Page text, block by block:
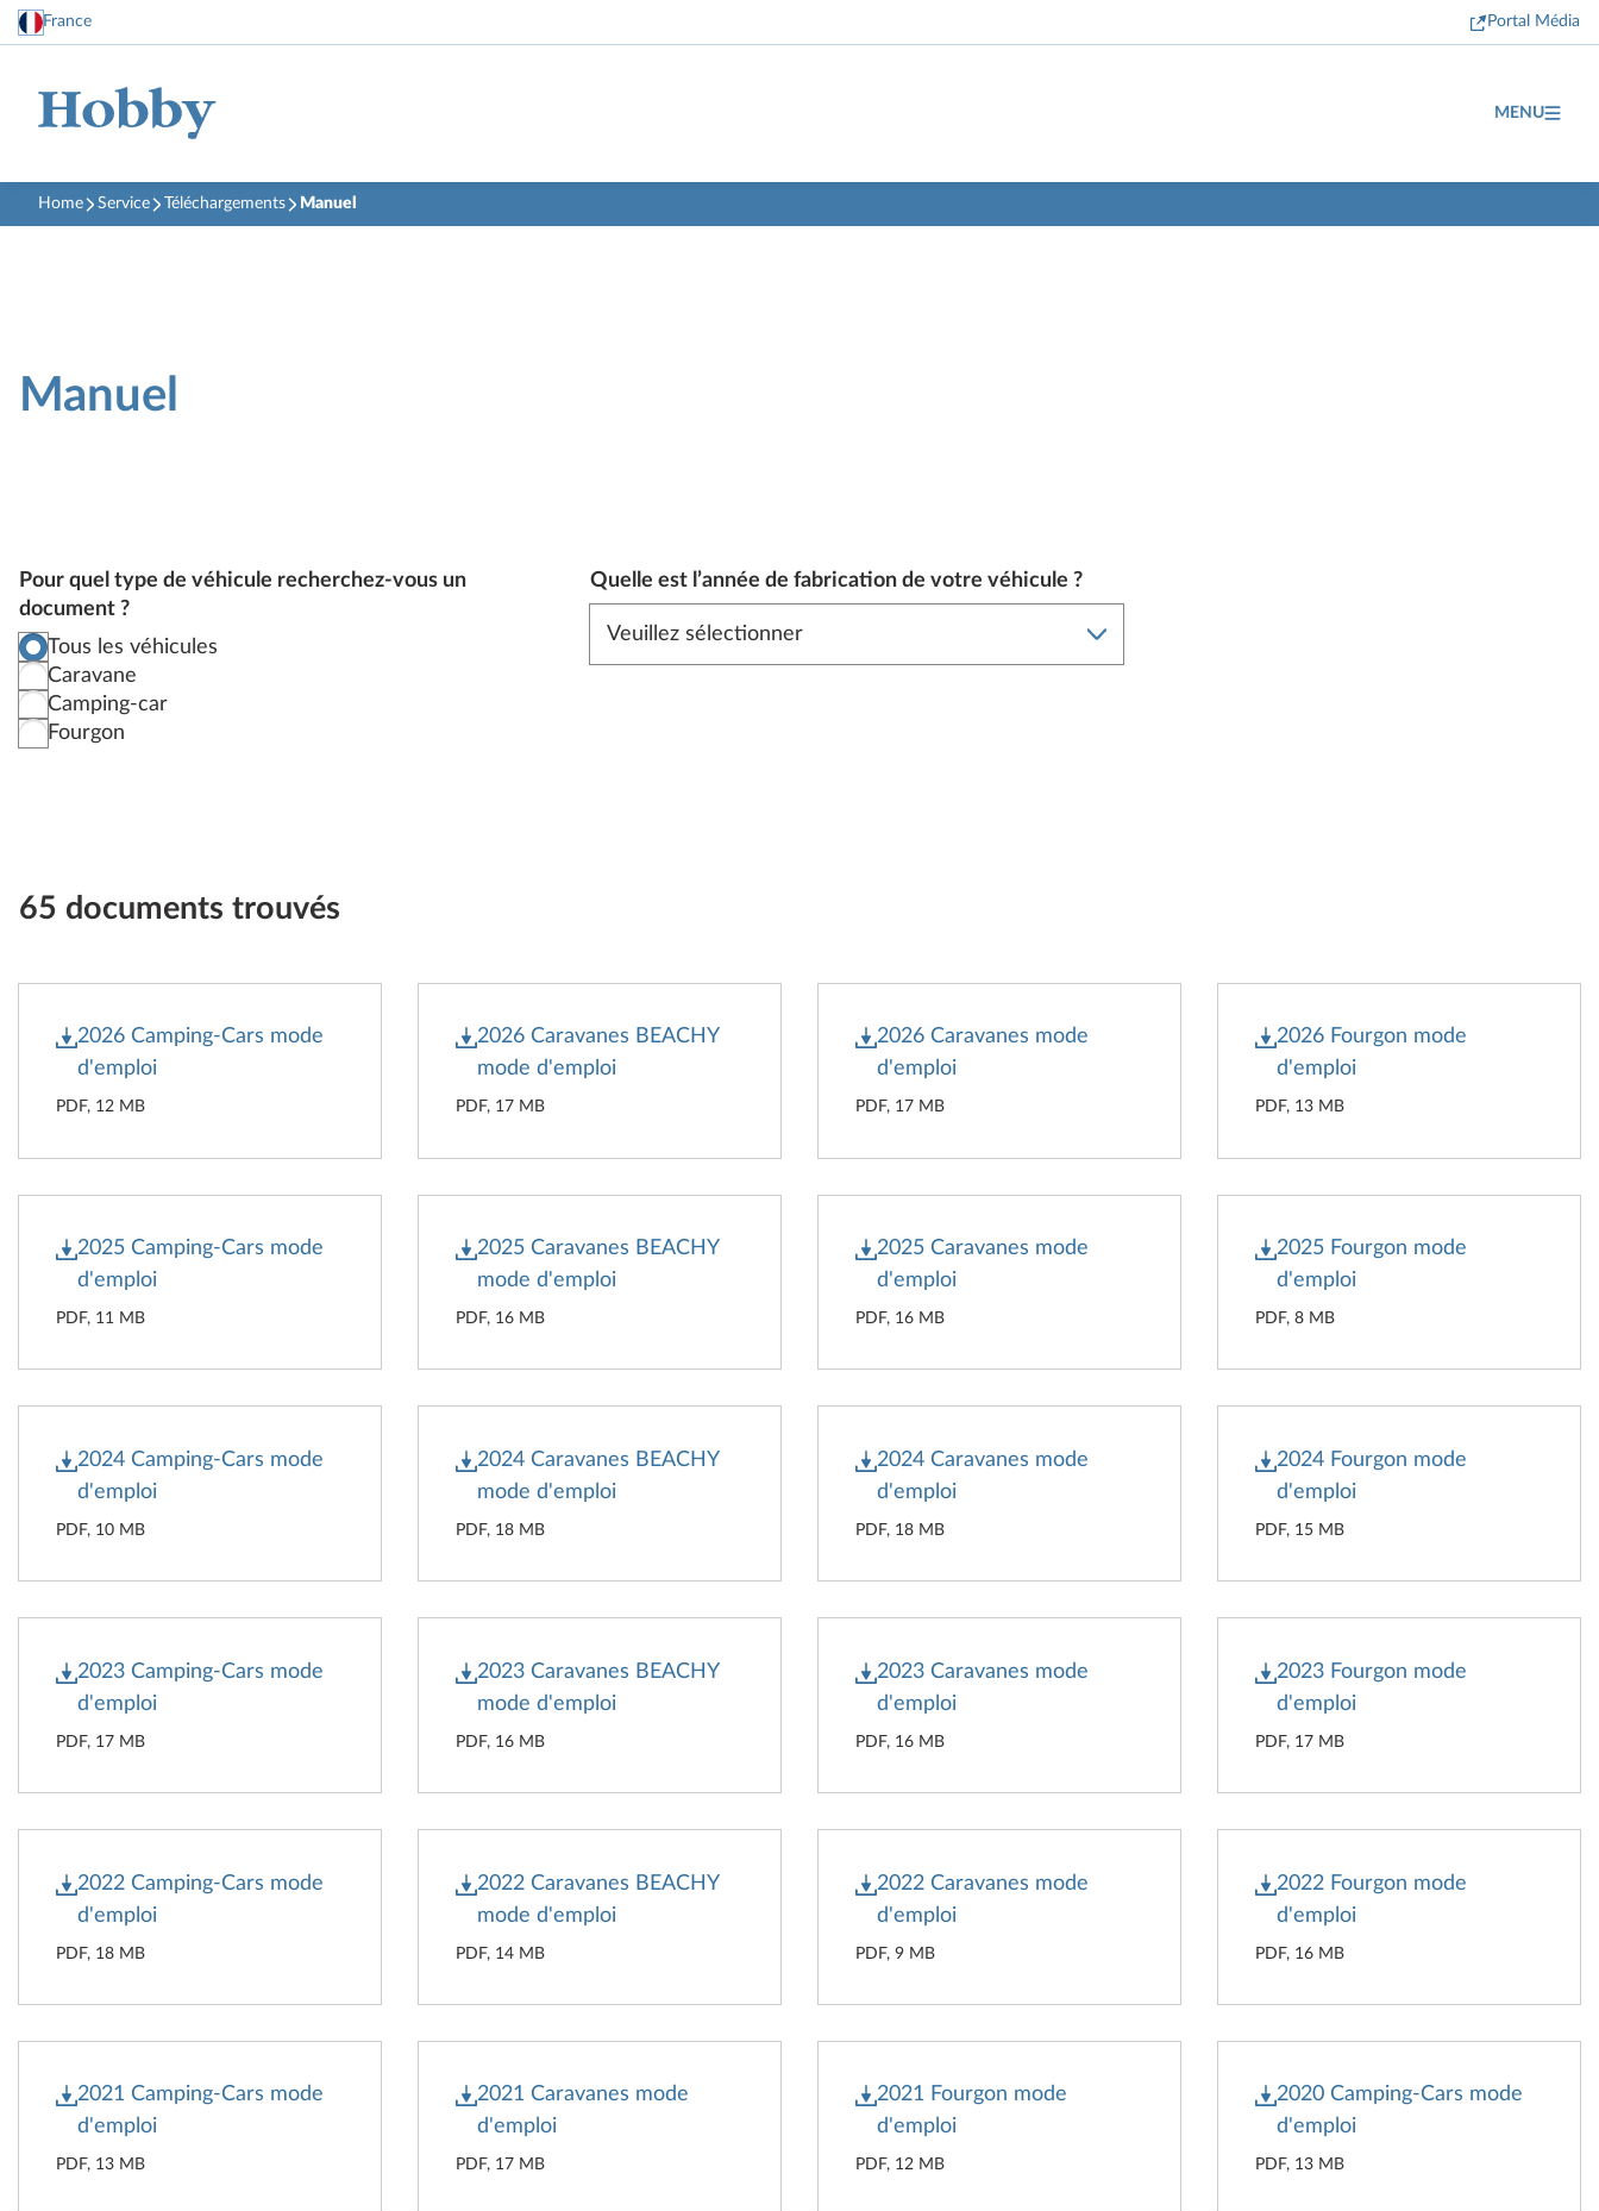
France Portal Média
MENU
Home Service Téléchargements Manuel
Manuel
Pour quel type de véhicule recherchez-vous un
document ?
Tous les véhicules
Caravane
Camping-car
Fourgon
Quelle est l’année de fabrication de votre véhicule ?
65 documents trouvés
2026 Camping-Cars mode
d'emploi
PDF, 12 MB
2026 Caravanes BEACHY
mode d'emploi
PDF, 17 MB
2026 Caravanes mode
d'emploi
PDF, 17 MB
2026 Fourgon mode
d'emploi
PDF, 13 MB
2025 Camping-Cars mode
d'emploi
PDF, 11 MB
2025 Caravanes BEACHY
mode d'emploi
PDF, 16 MB
2025 Caravanes mode
d'emploi
PDF, 16 MB
2025 Fourgon mode
d'emploi
PDF, 8 MB
2024 Camping-Cars mode
d'emploi
PDF, 10 MB
2024 Caravanes BEACHY
mode d'emploi
PDF, 18 MB
2024 Caravanes mode
d'emploi
PDF, 18 MB
2024 Fourgon mode
d'emploi
PDF, 15 MB
2023 Camping-Cars mode
d'emploi
PDF, 17 MB
2023 Caravanes BEACHY
mode d'emploi
PDF, 16 MB
2023 Caravanes mode
d'emploi
PDF, 16 MB
2023 Fourgon mode
d'emploi
PDF, 17 MB
2022 Camping-Cars mode
d'emploi
PDF, 18 MB
2022 Caravanes BEACHY
mode d'emploi
PDF, 14 MB
2022 Caravanes mode
d'emploi
PDF, 9 MB
2022 Fourgon mode
d'emploi
PDF, 16 MB
2021 Camping-Cars mode
d'emploi
PDF, 13 MB
2021 Caravanes mode
d'emploi
PDF, 17 MB
2021 Fourgon mode
d'emploi
PDF, 12 MB
2020 Camping-Cars mode
d'emploi
PDF, 13 MB